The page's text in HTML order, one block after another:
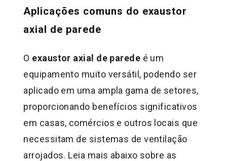
Aplicações comuns do exaustor
axial de parede
O exaustor axial de parede é um
equipamento muito versátil, podendo ser
aplicado em uma ampla gama de setores,
proporcionando benefícios significativos
em casas, comércios e outros locais que
necessitam de sistemas de ventilação
arrojados. Leia mais abaixo sobre as